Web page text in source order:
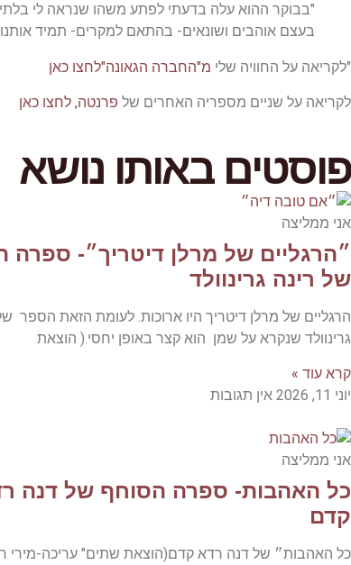
"בבוקר ההוא עלה בדעתי לפתע משהו שנראה לי
בעצם אוהבים ושונאים- בהתאם למקרים- תמיד
"לקריאה על החוויה שלי מ"החברה הגאונה"לחצו כאן
לקריאה על שניים מספריה האחרים של פרנטה, לחצו כאן
פוסטים באותו נושא
אני ממליצה
״הרגליים של מרלן דיטריך״- ספרה
של רינה גרינוולד
הרגליים של מרלן דיטריך היו ארוכות. לעומת הזאת הספר
גרינוולד שנקרא על שמן הוא קצר באופן יחסי.( הוצאת
קרא עוד »
יוני 11, 2026
אין תגובות
אני ממליצה
כל האהבות- ספרה הסוחף של דנה
קדם
כל האהבות״ של דנה רדא קדם(הוצאת שתים" עריכה-מירי